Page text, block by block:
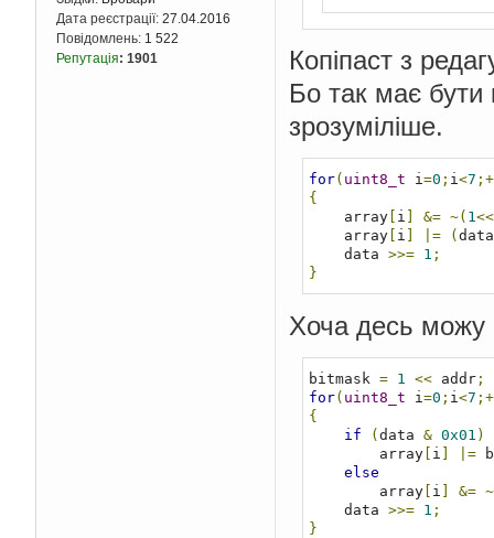
Дата реєстрації: 27.04.2016
Повідомлень: 1 522
Репутація: 1901
Копіпаст з
Бо так має бути
зрозуміліше.
for( uint8_t i=0 ; i<7
{
    array
[ i &= ~( 1<<
    array
[ i |= (
    data
>>= 1 ;
}
Хоча десь можу
bitmask = 1 << addr;
for( uint8_t i =0 ; i <7
{
if
( data & 0x01 )
        array
[ i |=
else
        array
[ i &= ~
    data
>>= 1 ;
}